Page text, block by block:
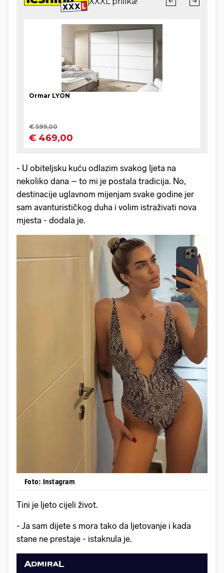
- U obiteljsku kuću odlazim svakog ljeta na
nekoliko dana – to mi je postala tradicija. No,
destinacije uglavnom mijenjam svake godine jer
sam avanturističkog duha i volim istraživati nova
mjesta - dodala je.
Foto: Instagram
Tini je ljeto cijeli život.
- Ja sam dijete s mora tako da ljetovanje i kada
stane ne prestaje - istaknula je.